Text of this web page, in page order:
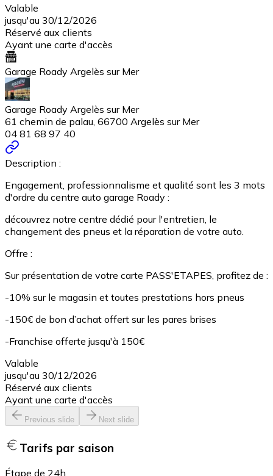
Valable
jusqu'au 30/12/2026
Réservé aux clients
Ayant une carte d'accès
Garage Roady Argelès sur Mer
Garage Roady Argelès sur Mer
61 chemin de palau, 66700 Argelès sur Mer
04 81 68 97 40
Description :
Engagement, professionnalisme et qualité sont les 3 mots
d'ordre du centre auto garage Roady :
découvrez notre centre dédié pour l'entretien, le
changement des pneus et la réparation de votre auto.
Offre :
Sur présentation de votre carte PASS'ETAPES, profitez de :
-10% sur le magasin et toutes prestations hors pneus
-150€ de bon d’achat offert sur les pares brises
-Franchise offerte jusqu'à 150€
Valable
jusqu'au 30/12/2026
Réservé aux clients
Ayant une carte d'accès
Previous slide Next slide
Tarifs par saison
Étape de 24h